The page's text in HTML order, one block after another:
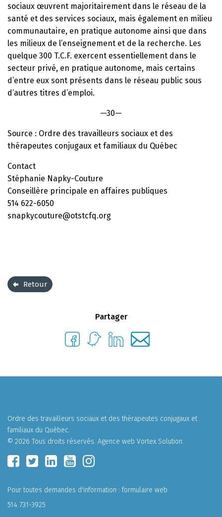
sociaux œuvrent majoritairement dans le réseau de la
santé et des services sociaux, mais également en milieu
communautaire, en pratique autonome ainsi que dans
les milieux de l’enseignement et de la recherche. Les
quelque 300 T.C.F. exercent essentiellement dans le
secteur privé, en pratique autonome, mais certains
d’entre eux sont présents dans le réseau public sous
d’autres titres d’emploi.
—30—
Source : Ordre des travailleurs sociaux et des
thérapeutes conjugaux et familiaux du Québec
Contact
Stéphanie Napky-Couture
Conseillère principale en affaires publiques
514 622-6050
snapkycouture@otstcfq.org
Retour
Partager
Ordre des travailleurs sociaux et des thérapeutes conjugaux et
familiaux du Québec.
© 2026 Tous droits réservés. Agence web Vortex Solution.
Pour toutes demandes d'information :formulaire web
514 731-3925